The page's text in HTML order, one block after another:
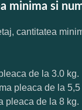
minima si
cantitatea
de la 3.0 kg.
pleaca de la 5,5
pleaca de la 8 kg.